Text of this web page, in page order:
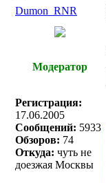
Dumon_RNR
Модератор
Регистрация:
17.06.2005
Сообщений: 5933
Обзоров: 74
Откуда: чуть не
доезжая Москвы